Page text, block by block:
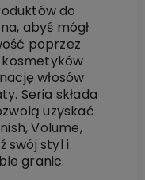
do
abyś mógł
poprzez
włosów
Seria składa
uzyskać
Volume,
swój styl i
granic.